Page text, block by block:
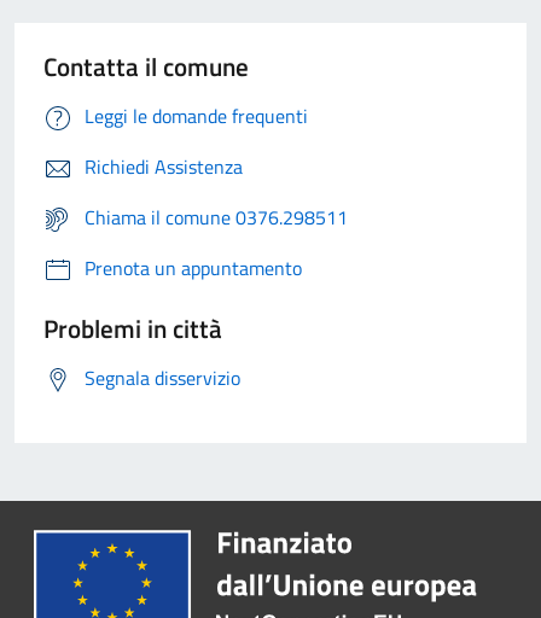
Contatta il comune
Leggi le domande frequenti
Richiedi Assistenza
Chiama il comune 0376.298511
Prenota un appuntamento
Problemi in città
Segnala disservizio